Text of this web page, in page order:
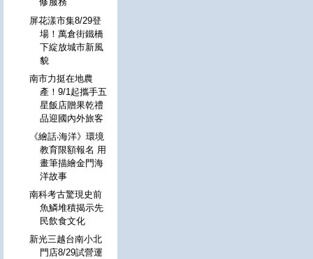
屏花漾市集8/29登
場！萬倉街鐵橋
下綻放城市新風
貌
南市力挺在地農
產！9/1起攜手五
星飯店贈果乾禮
品迎國內外旅客
《繪話‧海洋》環境
教育限額報名 用
畫筆描繪金門海
洋故事
南科考古驚現史前
魚鱗堆積揭示先
民飲食文化
新光三越台南小北
門店8/29試營運